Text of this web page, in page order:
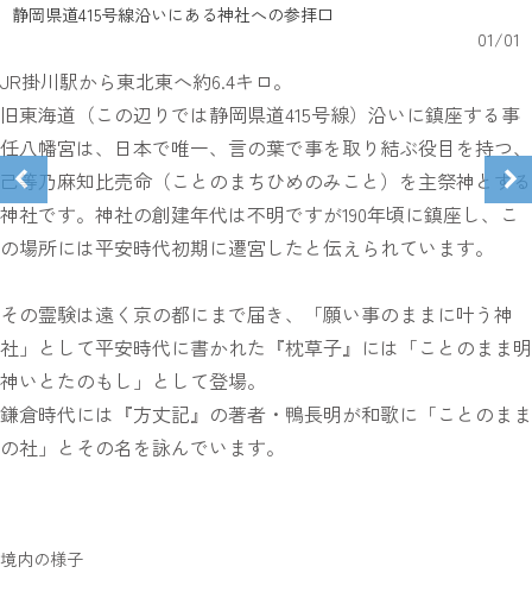
静岡県道415号線沿いにある神社への参拝口
01/01
JR掛川駅から東北東へ約6.4キロ。
旧東海道（この辺りでは静岡県道415号線）沿いに鎮座する事
任八幡宮は、日本で唯一、言の葉で事を取り結ぶ役目を持つ、
己等乃麻知比売命（ことのまちひめのみこと）を主祭神とする
神社です。神社の創建年代は不明ですが190年頃に鎮座し、こ
の場所には平安時代初期に遷宮したと伝えられています。
その霊験は遠く京の都にまで届き、「願い事のままに叶う神
社」として平安時代に書かれた『枕草子』には「ことのまま明
神いとたのもし」として登場。
鎌倉時代には『方丈記』の著者・鴨長明が和歌に「ことのまま
の社」とその名を詠んでいます。
境内の様子